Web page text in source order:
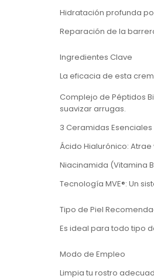
Hidratación profunda
Reparación de la
Ingredientes Clave
La eficacia de esta
Complejo de Péptidos
suavizar arrugas.
3 Ceramidas Esenciales
Ácido Hialurónico:
Niacinamida (Vitamina
Tecnología MVE®: Un
Tipo de Piel
Es ideal para todo tipo
Modo de Empleo
Limpia tu rostro